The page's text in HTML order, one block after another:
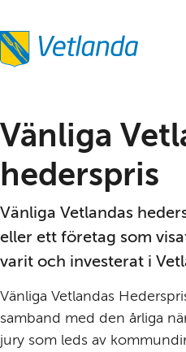
Vänliga
hederspris
Vänliga Vetlandas
eller ett företag som
varit och investerat i
Vänliga Vetlandas
samband med den årliga
jury som leds av